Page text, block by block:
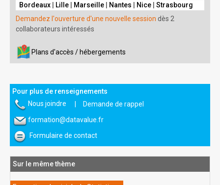
Bordeaux Lille Marseille Nantes Nice
Strasbourg
Demandez l'ouverture d'une nouvelle session dès 2
collaborateurs intéressés
Plans d'accès / hébergements
Pour plus de renseignements
Nous joindre | Demande de rappel
formation@datavalue.fr
Formulaire de contact
Sur le même thème